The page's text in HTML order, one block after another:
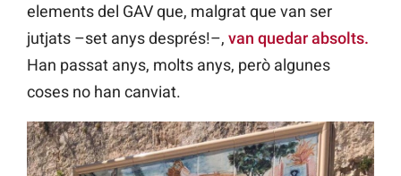
elements del GAV que, malgrat que van ser
jutjats –set anys després!–, van quedar absolts.
Han passat anys, molts anys, però algunes
coses no han canviat.